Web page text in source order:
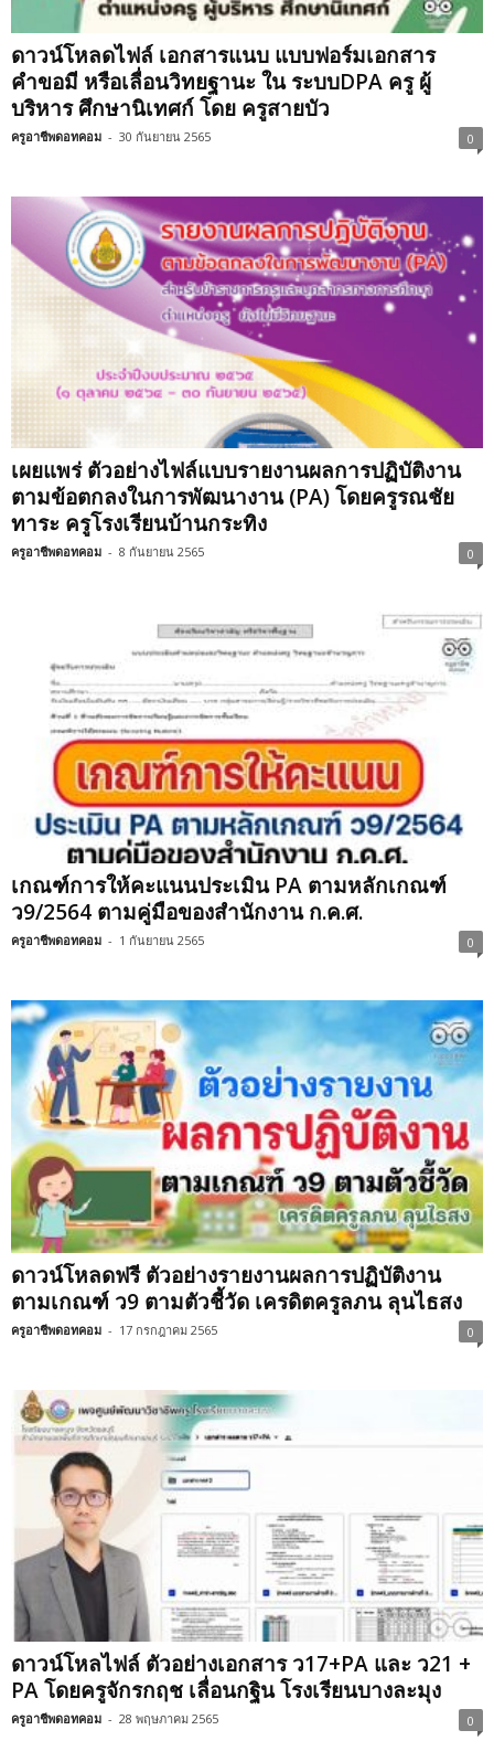
ดาวน์โหลดไฟล์ เอกสารแนบ แบบฟอร์มเอกสาร
คำขอมี หรือเลื่อนวิทยฐานะ ใน ระบบDPA ครู ผู้
บริหาร​ ศึกษานิเทศก์ โดย ครูสายบัว
ครูอาชีพดอทคอม - 30 กันยายน 2565 0
เผยแพร่ ตัวอย่างไฟล์แบบรายงานผลการปฏิบัติงาน
ตามข้อตกลงในการพัฒนางาน (PA) โดยครูรณชัย
ทาระ ครูโรงเรียนบ้านกระทิง
ครูอาชีพดอทคอม - 8 กันยายน 2565 0
เกณฑ์การให้คะแนนประเมิน PA ตามหลักเกณฑ์
ว9/2564 ตามคู่มือของสำนักงาน ก.ค.ศ.
ครูอาชีพดอทคอม - 1 กันยายน 2565 0
ดาวน์โหลดฟรี ตัวอย่างรายงานผลการปฏิบัติงาน​
ตามเกณฑ์​ ว9​ ตามตัวชี้วัด เครดิตครูลภน ลุนไธสง
ครูอาชีพดอทคอม - 17 กรกฎาคม 2565 0
ดาวน์โหลไฟล์ ตัวอย่างเอกสาร​ ว17+PA และ ว21 +
PA โดยครูจักรกฤช​ เลื่อนกฐิน​ โรงเรียนบางละมุง
ครูอาชีพดอทคอม - 28 พฤษภาคม 2565 0